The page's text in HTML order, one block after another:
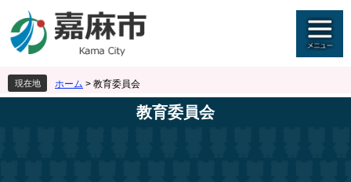
ジ
先
頭
ュ
を
飛
現在地 ホーム > 教育委員会
教育委員会